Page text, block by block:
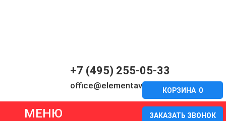
+7 (495) 255-05-33
office@elementavia.ru
ЗАКАЗАТЬ ЗВОНОК
КОРЗИНА 0
МЕНЮ